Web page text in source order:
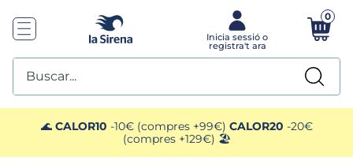
0
Buscar...
🌊 CALOR10 -10€ (compres +99€) CALOR20 -20€
(compres +129€) 🏖️
TOP SEARCHES
1. mariscos